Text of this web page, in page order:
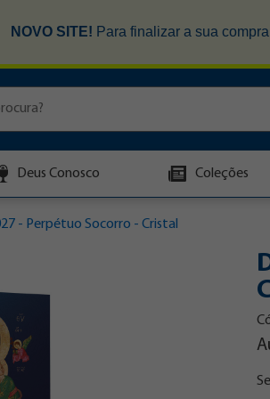
NOVO SITE! Para finalizar a sua
Deus Conosco Coleções
- Perpétuo Socorro - Cristal